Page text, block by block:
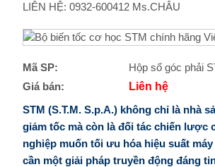
LIÊN HỆ: 0932-600412 Ms.CHÂU
Mã SP:
Hộp số góc phải
Giá bán:
Liên hệ
STM (S.T.M. S.p.A.) không chỉ là nhà
giảm tốc mà còn là đối tác chiến lược
nghiệp muốn tối ưu hóa hiệu suất máy
cần một giải pháp truyền động đáng